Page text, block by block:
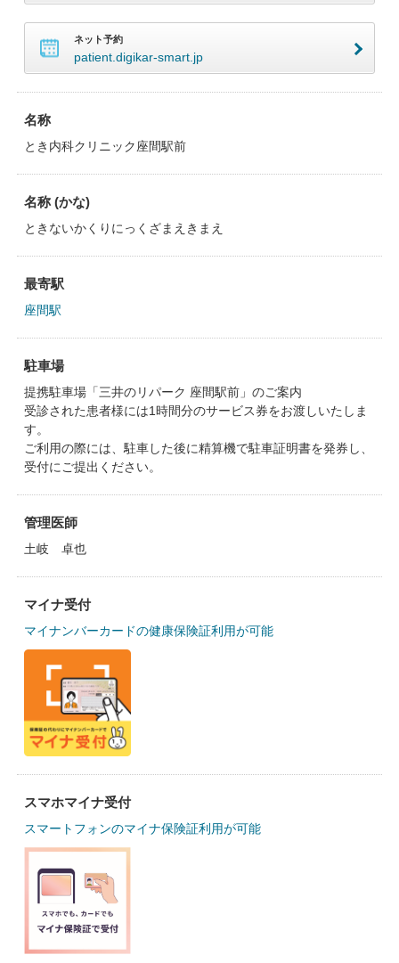
ネット予約
patient.digikar-smart.jp
名称
とき内科クリニック座間駅前
名称 (かな)
ときないかくりにっくざまえきまえ
最寄駅
座間駅
駐車場
提携駐車場「三井のリパーク 座間駅前」のご案内
受診された患者様には1時間分のサービス券をお渡しいたしま
す。
ご利用の際には、駐車した後に精算機で駐車証明書を発券し、
受付にご提出ください。
管理医師
土岐 卓也
マイナ受付
マイナンバーカードの健康保険証利用が可能
スマホマイナ受付
スマートフォンのマイナ保険証利用が可能